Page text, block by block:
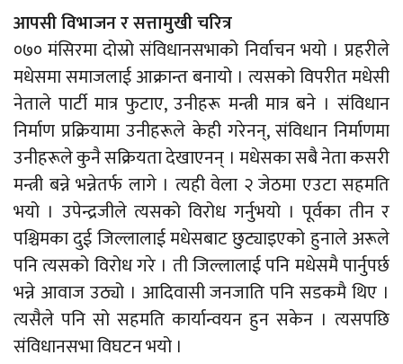
आपसी विभाजन र सत्तामुखी चरित्र
०७० मंसिरमा दोस्रो संविधानसभाको निर्वाचन भयो । प्रहरीले
मधेसमा समाजलाई आक्रान्त बनायो । त्यसको विपरीत मधेसी
नेताले पार्टी मात्र फुटाए, उनीहरू मन्त्री मात्र बने । संविधान
निर्माण प्रक्रियामा उनीहरूले केही गरेनन्, संविधान निर्माणमा
उनीहरूले कुनै सक्रियता देखाएनन् । मधेसका सबै नेता कसरी
मन्त्री बन्ने भन्नेतर्फ लागे । त्यही वेला २ जेठमा एउटा सहमति
भयो । उपेन्द्रजीले त्यसको विरोध गर्नुभयो । पूर्वका तीन र
पश्चिमका दुई जिल्लालाई मधेसबाट छुट्याइएको हुनाले अरूले
पनि त्यसको विरोध गरे । ती जिल्लालाई पनि मधेसमै पार्नुपर्छ
भन्ने आवाज उठ्यो । आदिवासी जनजाति पनि सडकमै थिए ।
त्यसैले पनि सो सहमति कार्यान्वयन हुन सकेन । त्यसपछि
संविधानसभा विघटन भयो ।